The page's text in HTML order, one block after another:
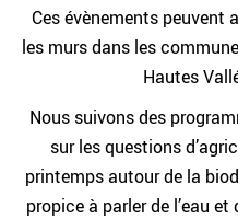
Ces évènements peuvent
les murs dans les
Hautes
Nous suivons des
sur les questions
printemps autour de la
propice à parler de l’eau et